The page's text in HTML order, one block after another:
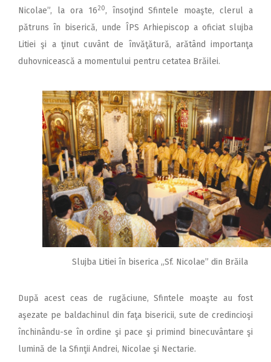
Nicolae”, la ora 1620, însoţind Sfintele moaşte, clerul a
pătruns în biserică, unde ÎPS Arhiepiscop a oficiat slujba
Litiei şi a ţinut cuvânt de învăţătură, arătând importanţa
duhovnicească a momentului pentru cetatea Brăilei.
Slujba Litiei în biserica ,,Sf. Nicolae” din Brăila
După acest ceas de rugăciune, Sfintele moaşte au fost
aşezate pe baldachinul din faţa bisericii, sute de credincioşi
închinându-se în ordine şi pace şi primind binecuvântare şi
lumină de la Sfinţii Andrei, Nicolae şi Nectarie.